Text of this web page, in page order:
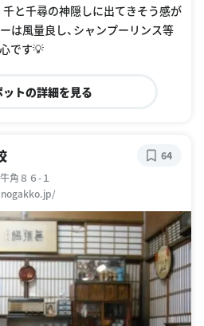
と千尋の神隠しに出てきそう感が
は風量良し、シャンプーリンス等
です💡
ットの詳細を見る
角８６-１
64